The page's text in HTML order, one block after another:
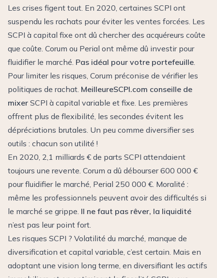
Les crises figent tout. En 2020, certaines SCPI ont
suspendu les rachats pour éviter les ventes forcées. Les
SCPI à capital fixe ont dû chercher des acquéreurs coûte
que coûte. Corum ou Perial ont même dû investir pour
fluidifier le marché. Pas idéal pour votre portefeuille.
Pour limiter les risques, Corum préconise de vérifier les
politiques de rachat. MeilleureSCPI.com conseille de
mixer SCPI à capital variable et fixe. Les premières
offrent plus de flexibilité, les secondes évitent les
dépréciations brutales. Un peu comme diversifier ses
outils : chacun son utilité !
En 2020, 2,1 milliards € de parts SCPI attendaient
toujours une revente. Corum a dû débourser 600 000 €
pour fluidifier le marché, Perial 250 000 €. Moralité :
même les professionnels peuvent avoir des difficultés si
le marché se grippe. Il ne faut pas rêver, la liquidité
n’est pas leur point fort.
Les risques SCPI ? Volatilité du marché, manque de
diversification et capital variable, c’est certain. Mais en
adoptant une vision long terme, en diversifiant les actifs